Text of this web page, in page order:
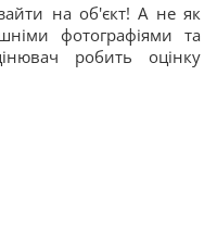
на об'єкт! А не як
фотографіями та
робить оцінку